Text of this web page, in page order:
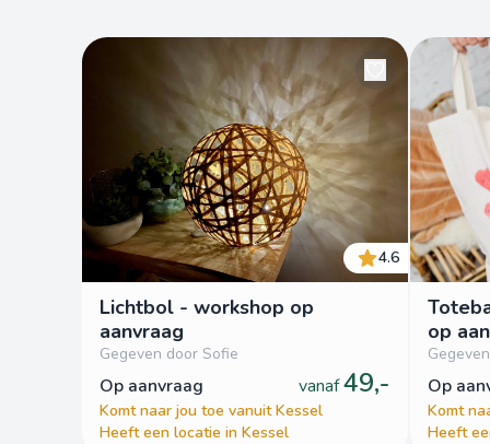
4.6
Lichtbol - workshop op
aanvraag
Gegeven door Sofie
op aanvraag vanaf49,-
Komt naar jou toe vanuit Kessel
Heeft een locatie in Kessel
op
op
Komt
Heeft